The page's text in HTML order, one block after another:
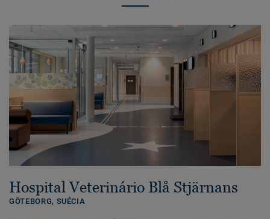
Hospital Veterinário Blå Stjärnans
GÖTEBORG, SUÉCIA